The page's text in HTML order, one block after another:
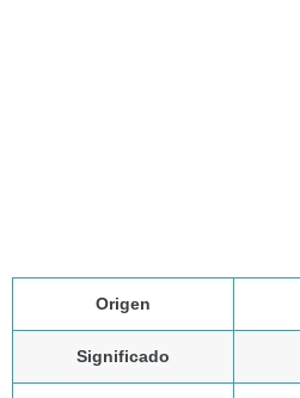
Origen
Significado